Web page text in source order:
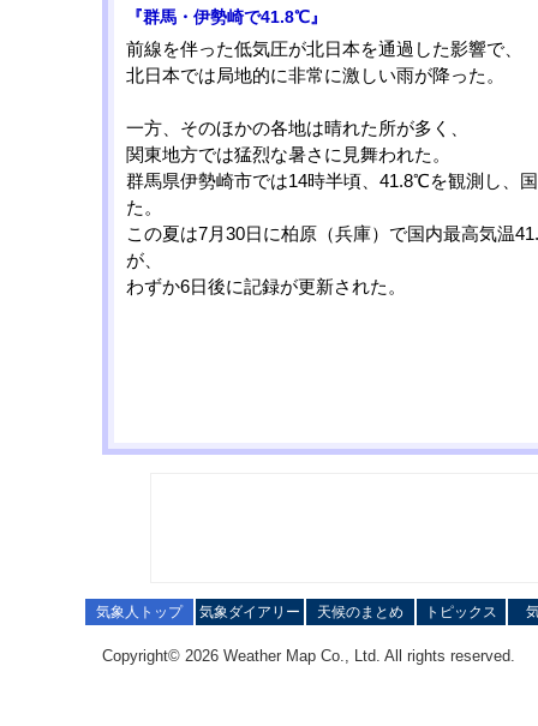
『群馬・伊勢崎で41.8℃』
前線を伴った低気圧が北日本を通過した影響で、
北日本では局地的に非常に激しい雨が降った。
一方、そのほかの各地は晴れた所が多く、
関東地方では猛烈な暑さに見舞われた。
群馬県伊勢崎市では14時半頃、41.8℃を観測し、
た。
この夏は7月30日に柏原（兵庫）で国内最高気温
が、
わずか6日後に記録が更新された。
気象人トップ 気象ダイアリー 天候のまとめ トピックス
Copyright© 2026 Weather Map Co., Ltd. All rights reserved.